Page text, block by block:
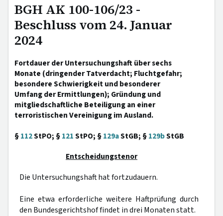
BGH AK 100-106/23 -
Beschluss vom 24. Januar
2024
Fortdauer der Untersuchungshaft über sechs
Monate (dringender Tatverdacht; Fluchtgefahr;
besondere Schwierigkeit und besonderer
Umfang der Ermittlungen); Gründung und
mitgliedschaftliche Beteiligung an einer
terroristischen Vereinigung im Ausland.
§112StPO; §121StPO; §129aStGB; §129bStGB
Entscheidungstenor
Die Untersuchungshaft hat fortzudauern.
Eine etwa erforderliche weitere Haftprüfung durch
den Bundesgerichtshof findet in drei Monaten statt.